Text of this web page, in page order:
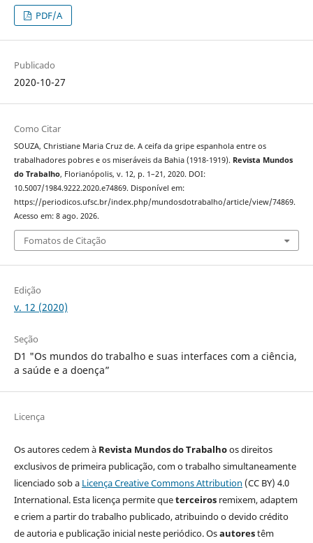
PDF/A
Publicado
2020-10-27
Como Citar
SOUZA, Christiane Maria Cruz de. A ceifa da gripe espanhola entre os
trabalhadores pobres e os miseráveis da Bahia (1918-1919). Revista Mundos
do Trabalho, Florianópolis, v. 12, p. 1–21, 2020. DOI:
10.5007/1984.9222.2020.e74869. Disponível em:
https://periodicos.ufsc.br/index.php/mundosdotrabalho/article/view/74869.
Acesso em: 8 ago. 2026.
Fomatos de Citação
Edição
v. 12 (2020)
Seção
D1 "Os mundos do trabalho e suas interfaces com a ciência,
a saúde e a doença”
Licença
Os autores cedem à Revista Mundos do Trabalhoos direitos
exclusivos de primeira publicação, com o trabalho simultaneamente
licenciado sob a Licença Creative Commons Attribution (CC BY) 4.0
International. Esta licença permite queterceirosremixem, adaptem
e criem a partir do trabalho publicado, atribuindo o devido crédito
de autoria e publicação inicial neste periódico. Osautorestêm